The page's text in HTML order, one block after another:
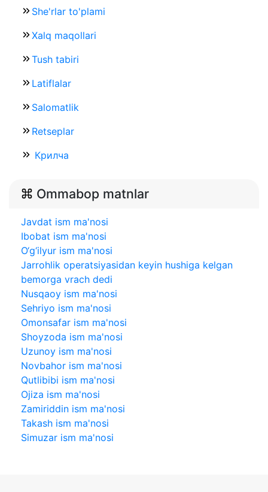
She'rlar to'plami
Xalq maqollari
Tush tabiri
Latiflalar
Salomatlik
Retseplar
Крилча
Ommabop matnlar
Javdat ism ma'nosi
Ibobat ism ma'nosi
O‘g‘ilyur ism ma'nosi
Jarrohlik operatsiyasidan keyin hushiga kelgan
bemorga vrach dedi
Nusqaoy ism ma'nosi
Sehriyo ism ma'nosi
Omonsafar ism ma'nosi
Shoyzoda ism ma'nosi
Uzunoy ism ma'nosi
Novbahor ism ma'nosi
Qutlibibi ism ma'nosi
Ojiza ism ma'nosi
Zamiriddin ism ma'nosi
Takash ism ma'nosi
Simuzar ism ma'nosi